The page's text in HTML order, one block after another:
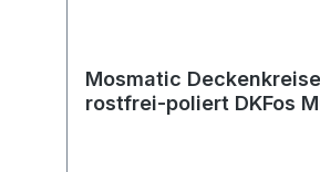
Mosmatic
rostfrei-poliert DKFos